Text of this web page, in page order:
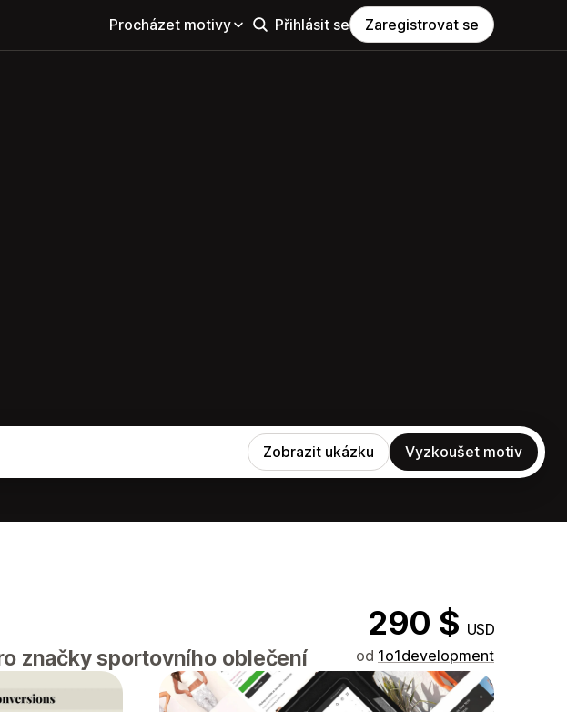
Procházet motivy Přihlásit se Zaregistrovat se
Zobrazit ukázku Vyzkoušet motiv
290 $ USD
značky sportovního oblečení od 1o1development